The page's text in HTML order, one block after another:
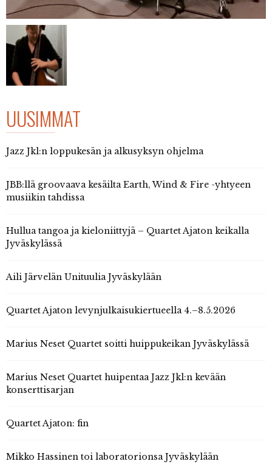
UUSIMMAT
Jazz Jkl:n loppukesän ja alkusyksyn ohjelma
JBB:llä groovaava kesäilta Earth, Wind & Fire -yhtyeen
musiikin tahdissa
Hullua tangoa ja kieloniittyjä – Quartet Ajaton keikalla
Jyväskylässä
Aili Järvelän Unituulia Jyväskylään
Quartet Ajaton levynjulkaisukiertueella 4.–8.5.2026
Marius Neset Quartet soitti huippukeikan Jyväskylässä
Marius Neset Quartet huipentaa Jazz Jkl:n kevään
konserttisarjan
Quartet Ajaton: fin
Mikko Hassinen toi laboratorionsa Jyväskylään